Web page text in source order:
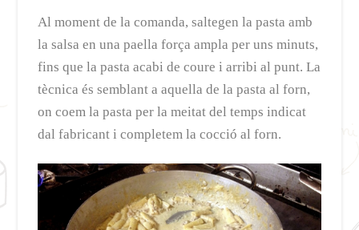
Al moment de la comanda, saltegen la pasta amb
la salsa en una paella força ampla per uns minuts,
fins que la pasta acabi de coure i arribi al punt. La
tècnica és semblant a aquella de la pasta al forn,
on coem la pasta per la meitat del temps indicat
dal fabricant i completem la cocció al forn.